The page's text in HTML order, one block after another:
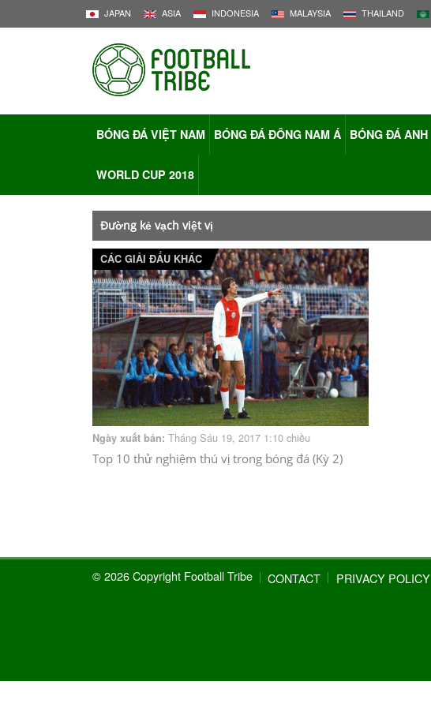
JAPAN ASIA INDONESIA MALAYSIA THAILAND
BÓNG ĐÁ VIỆT NAM BÓNG ĐÁ ĐÔNG NAM Á BÓNG ĐÁ ANH
WORLD CUP 2018
Đường kẻ vạch việt vị
CÁC GIẢI ĐẤU KHÁC
Ngày xuất bản: Tháng Sáu 19, 2017 1:10 chiều
Top 10 thử nghiệm thú vị trong bóng đá (Kỳ 2)
© 2026 Copyright Football Tribe CONTACT PRIVACY POLICY